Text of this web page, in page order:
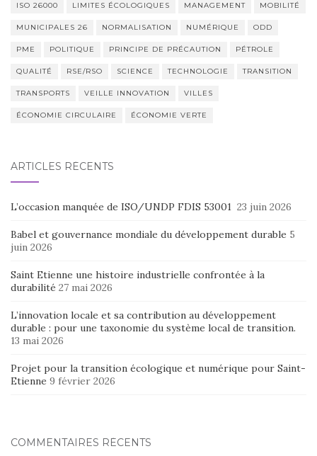
ISO 26000 LIMITES ÉCOLOGIQUES MANAGEMENT MOBILITÉ
MUNICIPALES 26 NORMALISATION NUMÉRIQUE ODD
PME POLITIQUE PRINCIPE DE PRÉCAUTION PÉTROLE
QUALITÉ RSE/RSO SCIENCE TECHNOLOGIE TRANSITION
TRANSPORTS VEILLE INNOVATION VILLES
ÉCONOMIE CIRCULAIRE ÉCONOMIE VERTE
ARTICLES RÉCENTS
L’occasion manquée de ISO/UNDP FDIS 53001 23 juin 2026
Babel et gouvernance mondiale du développement durable 5
juin 2026
Saint Etienne une histoire industrielle confrontée à la
durabilité 27 mai 2026
L’innovation locale et sa contribution au développement
durable : pour une taxonomie du système local de transition.
13 mai 2026
Projet pour la transition écologique et numérique pour Saint-
Etienne 9 février 2026
COMMENTAIRES RÉCENTS